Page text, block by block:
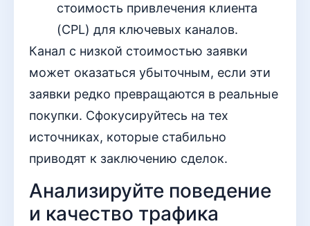
стоимость привлечения клиента
(CPL) для ключевых каналов.
Канал с низкой стоимостью заявки
может оказаться убыточным, если эти
заявки редко превращаются в реальные
покупки. Сфокусируйтесь на тех
источниках, которые стабильно
приводят к заключению сделок.
Анализируйте поведение
и качество трафика